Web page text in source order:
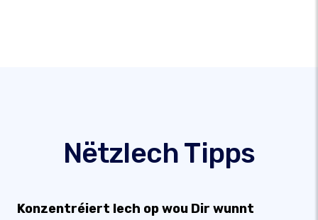
Nëtzlech Tipps
Konzentréiert Iech op wou Dir wunnt